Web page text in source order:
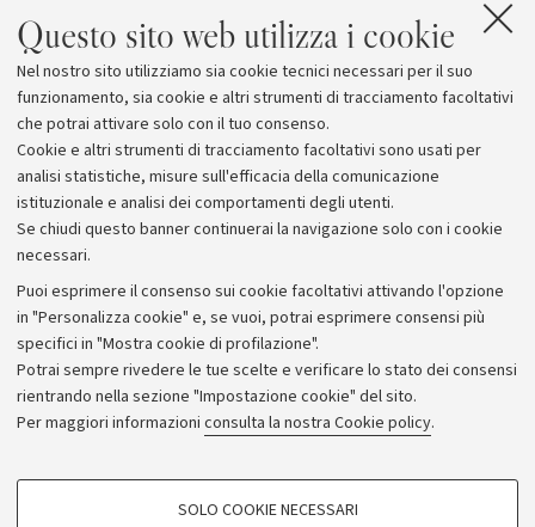
Questo sito web utilizza i cookie
Nel nostro sito utilizziamo sia cookie tecnici necessari per il suo
funzionamento, sia cookie e altri strumenti di tracciamento facoltativi
che potrai attivare solo con il tuo consenso.
Cookie e altri strumenti di tracciamento facoltativi sono usati per
analisi statistiche, misure sull'efficacia della comunicazione
istituzionale e analisi dei comportamenti degli utenti.
Se chiudi questo banner continuerai la navigazione solo con i cookie
necessari.
Puoi esprimere il consenso sui cookie facoltativi attivando l'opzione
in "Personalizza cookie" e, se vuoi, potrai esprimere consensi più
specifici in "Mostra cookie di profilazione".
Potrai sempre rivedere le tue scelte e verificare lo stato dei consensi
rientrando nella sezione "Impostazione cookie" del sito.
Per maggiori informazioni consulta la nostra Cookie policy.
COOKIE DI PROFILAZIONE - FACOLTATIVI
SOLO COOKIE NECESSARI
Cagliari - Polisportiva Ferrini Cagliari 1-2; Cus Padova -
Hc Eur Roma 5-2. La classifica: Hc Roma De Sisti e
Amsicora Cagliari 20; Cus Bologna 16; S. S. Lazio, Cus
Torino, Ferrini Cagliari e Cernusco 14; Suelli Cagliari e
Cus Padova 6; Hc Eur Roma 3.
Archivio
Comunicati stampa
Redazione
Rassegna stampa